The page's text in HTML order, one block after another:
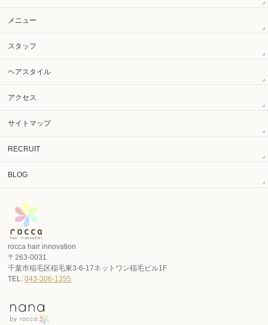
メニュー
スタッフ
ヘアスタイル
アクセス
サイトマップ
RECRUIT
BLOG
rocca hair innovation
〒263-0031
千葉市稲毛区稲毛東3-6-17ネットワン稲毛ビル1F
TEL:043-306-1355